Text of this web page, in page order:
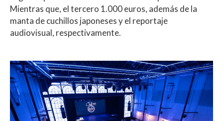
Mientras que, el tercero 1.000 euros, además de la
manta de cuchillos japoneses y el reportaje
audiovisual, respectivamente.